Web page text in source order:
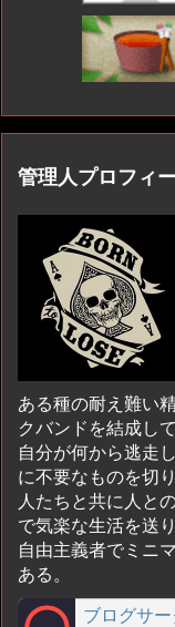
管理人プロフィ
ある種の耐え難い
クバンドを結成し
自分が何から逃走
に不要なものを切
人たちと共に人と
で気楽な生活を送
自由主義者でミニ
ある。
ブログサ